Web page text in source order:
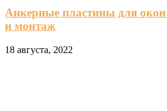
Анкерные пластины для
и монтаж
18 августа, 2022